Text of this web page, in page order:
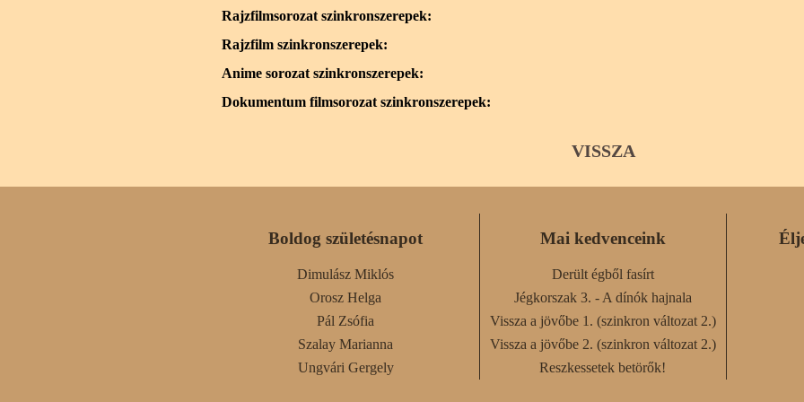
Rajzfilmsorozat szinkronszerepek:
Rajzfilm szinkronszerepek:
Anime sorozat szinkronszerepek:
Dokumentum filmsorozat szinkronszerepek:
VISSZA
Boldog születésnapot
Dimulász Miklós
Orosz Helga
Pál Zsófia
Szalay Marianna
Ungvári Gergely
Mai kedvenceink
Derült égből fasírt
Jégkorszak 3. - A dínók hajnala
Vissza a jövőbe 1. (szinkron változat 2.)
Vissza a jövőbe 2. (szinkron változat 2.)
Reszkessetek betörők!